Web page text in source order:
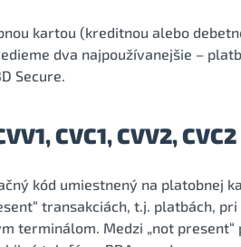
kartou (kreditnou alebo
dva najpoužívanejšie –
Secure.
CVC1, CVV2,
kód umiestnený na platobnej
transakciách, t.j. platbách,
terminálom. Medzi „not